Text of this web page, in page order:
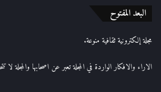
إ
ك
البعد المفتوح
مجلة إلكترونية ثقافية منوعة.
الاراء والافكار الواردة في المجلة تعبر عن اصحابها والمجلة لا